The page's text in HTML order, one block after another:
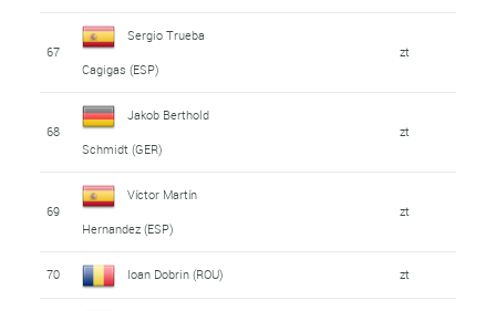
67
Sergio Trueba
Cagigas (ESP)
zt
68
Jakob Berthold
Schmidt (GER)
zt
69
Víctor Martín
Hernandez (ESP)
zt
70 Ioan Dobrin (ROU) zt